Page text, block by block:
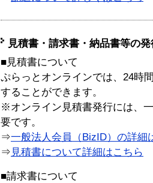
見積書・請求書・納品書等の
■見積書について
ぷらっとオンラインでは、24時
することができます。
※オンライン見積書発行には、
要です。
⇒一般法人会員（BizID）の詳細
⇒ 見積書について詳細はこちら
■請求書について